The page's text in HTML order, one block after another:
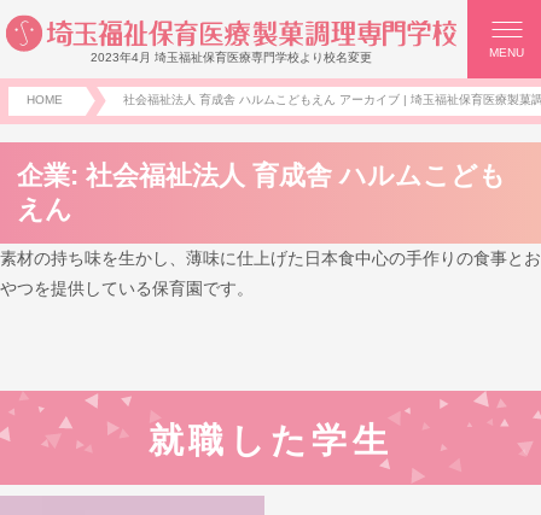
2023年4月 埼玉福祉保育医療専門学校より校名変更 MENU
HOME 社会福祉法人 育成舎 ハルムこどもえん アーカイブ | 埼玉福祉保育医療製菓
企業:社会福祉法人 育成舎 ハルムこども
えん
素材の持ち味を生かし、薄味に仕上げた日本食中心の手作りの食事とお
やつを提供している保育園です。
就職した学生